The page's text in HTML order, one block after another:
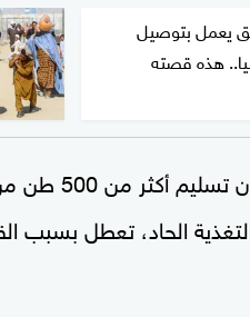
يعمل بتوصيل
هذه قصته
أكثر من 500 طن من
الحاد، تعطل بسبب